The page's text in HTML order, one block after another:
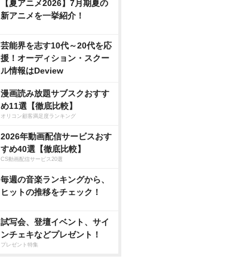
【夏アニメ2026】7月期夏の
新アニメを一挙紹介！
芸能界を志す10代～20代を応
援！オーディション・スクー
ル情報はDeview
漫画読み放題サブスクおすす
め11選【徹底比較】
オリコン顧客満足度ランキング
2026年動画配信サービスおす
すめ40選【徹底比較】
CS動画配信サービス20選
毎週の音楽ランキングから、
ヒットの推移をチェック！
試写会、登壇イベント、サイ
ンチェキなどプレゼント！
プレゼント特集